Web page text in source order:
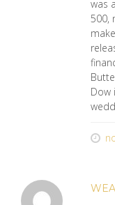
was
500,
Dow